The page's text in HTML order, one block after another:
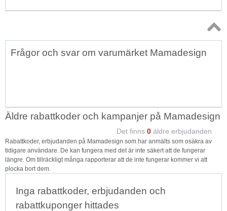
Topp
Frågor och svar om varumärket Mamadesign
Äldre rabattkoder och kampanjer på Mamadesign
Det finns 0 äldre erbjudanden
Rabattkoder, erbjudanden på Mamadesign som har anmälts som osäkra av
tidigare användare. De kan fungera med det är inte säkert att de fungerar
längre. Om tillräckligt många rapporterar att de inte fungerar kommer vi att
plocka bort dem.
Inga rabattkoder, erbjudanden och
rabattkuponger hittades